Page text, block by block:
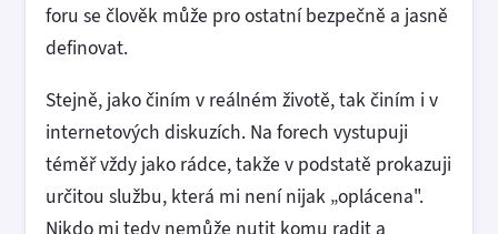
foru se člověk může pro ostatní bezpečně a jasně
definovat.
Stejně, jako činím v reálném životě, tak činím i v
internetových diskuzích. Na forech vystupuji
téměř vždy jako rádce, takže v podstatě prokazuji
určitou službu, která mi není nijak „oplácena".
Nikdo mi tedy nemůže nutit komu radit a